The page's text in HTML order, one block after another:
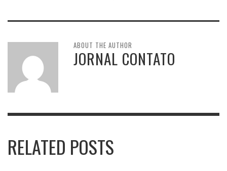
ABOUT THE AUTHOR
JORNAL CONTATO
RELATED POSTS